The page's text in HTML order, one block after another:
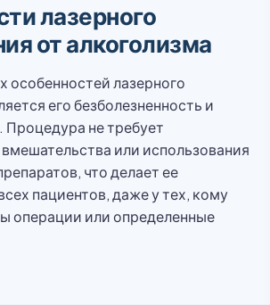
лазерного
от алкоголизма
особенностей лазерного
его безболезненность и
Процедура не требует
или использования
что делает ее
пациентов, даже у тех, кому
операции или определенные